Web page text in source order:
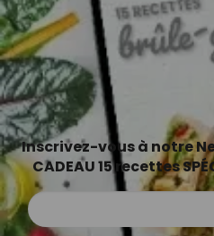
Inscrivez-vous à notre
CADEAU 15 recettes